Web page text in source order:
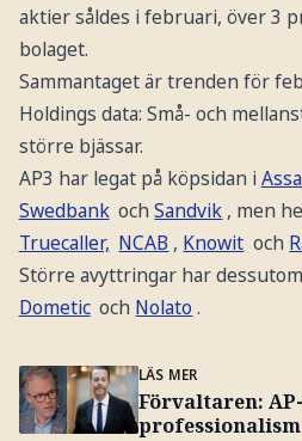
aktier såldes i februari, över 3
bolaget.
Sammantaget är trenden för
Holdings data: Små- och
större bjässar.
AP3 har legat på köpsidan i
Swedbank ochSandvik , men
Truecaller, NCAB , Knowit och
Större avyttringar har
Dometic och Nolato .
LÄS MER
Förvaltaren:
professionalism